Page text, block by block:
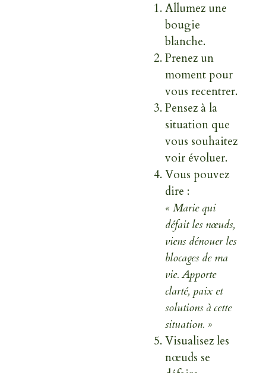
Allumez une
bougie
blanche.
Prenez un
moment pour
vous recentrer.
Pensez à la
situation que
vous souhaitez
voir évoluer.
Vous pouvez
dire :
« Marie qui
défait les nœuds,
viens dénouer les
blocages de ma
vie. Apporte
clarté, paix et
solutions à cette
situation. »
Visualisez les
nœuds se